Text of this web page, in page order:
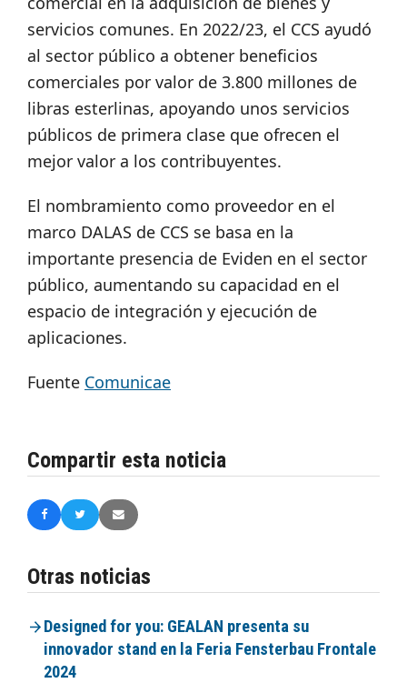
servicios comunes. En 2022/23, el CCS ayudó
al sector público a obtener beneficios
comerciales por valor de 3.800 millones de
libras esterlinas, apoyando unos servicios
públicos de primera clase que ofrecen el
mejor valor a los contribuyentes.
El nombramiento como proveedor en el
marco DALAS de CCS se basa en la
importante presencia de Eviden en el sector
público, aumentando su capacidad en el
espacio de integración y ejecución de
aplicaciones.
Fuente Comunicae
Compartir esta noticia
Otras noticias
Designed for you: GEALAN presenta su
innovador stand en la Feria Fensterbau Frontale
2024